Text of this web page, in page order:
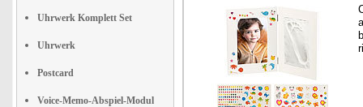
Uhrwerk Komplett Set
Uhrwerk
Postcard
Voice-Memo-Abspiel-Modul